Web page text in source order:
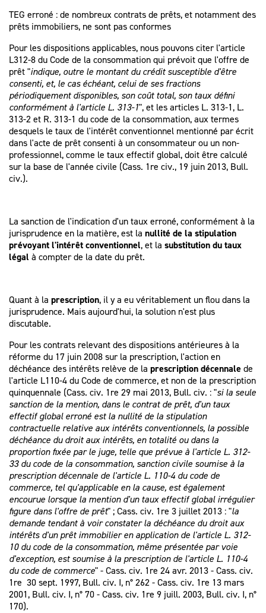
TEG erroné : de nombreux contrats de prêts, et notamment des
prêts immobiliers, ne sont pas conformes
Pour les dispositions applicables, nous pouvons citer l'article
L312-8 du Code de la consommation qui prévoit que l'offre de
prêt "indique, outre le montant du crédit susceptible d'être
consenti, et, le cas échéant, celui de ses fractions
périodiquement disponibles, son coût total, son taux défini
conformément à l'article L. 313-1", et les articles L. 313-1, L.
313-2 et R. 313-1 du code de la consommation, aux termes
desquels le taux de l'intérêt conventionnel mentionné par écrit
dans l'acte de prêt consenti à un consommateur ou un non-
professionnel, comme le taux effectif global, doit être calculé
sur la base de l'année civile (Cass. 1re civ., 19 juin 2013, Bull.
civ.).
La sanction de l'indication d'un taux erroné, conformément à la
jurisprudence en la matière, est la nullité de la stipulation
prévoyant l'intérêt conventionnel, et la substitution du taux
légal à compter de la date du prêt.
Quant à la prescription, il y a eu véritablement un flou dans la
jurisprudence. Mais aujourd'hui, la solution n'est plus
discutable.
Pour les contrats relevant des dispositions antérieures à la
réforme du 17 juin 2008 sur la prescription, l'action en
déchéance des intérêts relève de la prescriptiondécennale de
l'article L110-4 du Code de commerce, et non de la prescription
quinquennale (Cass. civ. 1re 29 mai 2013, Bull. civ. : "si la seule
sanction de la mention, dans le contrat de prêt, d'un taux
effectif global erroné est la nullité de la stipulation
contractuelle relative aux intérêts conventionnels, la possible
déchéance du droit aux intérêts, en totalité ou dans la
proportion fixée par le juge, telle que prévue à l'article L. 312-
33 du code de la consommation, sanction civile soumise à la
prescription décennale de l'article L. 110-4 du code de
commerce, tel qu'applicable en la cause, est également
encourue lorsque la mention d'un taux effectif global irrégulier
figure dans l'offre de prêt" ; Cass. civ. 1re 3 juillet 2013 : "la
demande tendant à voir constater la déchéance du droit aux
intérêts d'un prêt immobilier en application de l'article L. 312-
10 du code de la consommation, même présentée par voie
d'exception, est soumise à la prescription de l'article L. 110-4
du code de commerce" - Cass. civ. 1re 24 avr. 2013 - Cass. civ.
1re 30 sept. 1997, Bull. civ. I, n° 262 - Cass. civ. 1re 13 mars
2001, Bull. civ. I, n° 70 - Cass. civ. 1re 9 juill. 2003, Bull. civ. I, n°
170).